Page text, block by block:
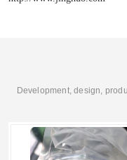
Development, design,